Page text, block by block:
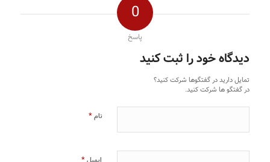
0
پاسخ
دیدگاه خود را ثبت کنید
تمایل دارید در گفتگوها شرکت کنید؟
در گفتگو ها شرکت کنید.
نام*